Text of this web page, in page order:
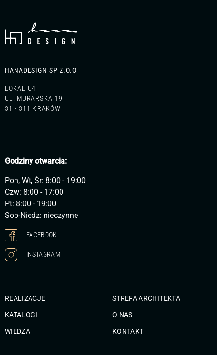
HANADESIGN SP Z.O.O.
LOKAL U4
UL. MURARSKA 19
31 - 311 KRAKÓW
Godziny otwarcia:
Pon, Wt, Śr: 8:00 - 19:00
Czw: 8:00 - 17:00
Pt: 8:00 - 19:00
Sob-Niedz: nieczynne
FACEBOOK
INSTAGRAM
REALIZACJE
KATALOGI
WIEDZA
STREFA ARCHITEKTA
O NAS
KONTAKT